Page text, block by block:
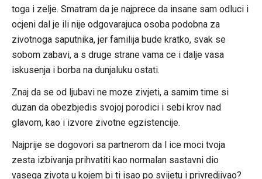
toga i zelje. Smatram da je najprece da insane sam odluci i
ocjeni dal je ili nije odgovarajuca osoba podobna za
zivotnoga saputnika, jer familija bude kratko, svak se
sobom zabavi, a s druge strane vama ce i dalje vasa
iskusenja i borba na dunjaluku ostati.
Znaj da se od ljubavi ne moze zivjeti, a samim time si
duzan da obezbjedis svojoj porodici i sebi krov nad
glavom, kao i izvore zivotne egzistencije.
Najprije se dogovori sa partnerom da l ice moci tvoja
zesta izbivanja prihvatiti kao normalan sastavni dio
vasega zivota u kojem bi ti isao po svijetu i privredjivao?